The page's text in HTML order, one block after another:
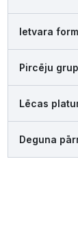
Ietvara
Pircēju
Lēcas
Deguna